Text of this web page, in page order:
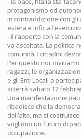
protagonismo ed
in contraddizione con gli
estera e inficia
- il rapporto con la
va ascoltata. La politica
comunità. I cittadini
Per questo noi,
ragazzi, le
e gli Enti Locali a
si terrà sabato 17
Una manifestazione
ribadisce che la
dall’alto, ma si
vogliono un futuro di
occupazione.